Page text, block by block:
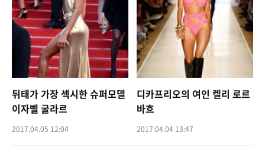
뒤태가 가장 섹시한 슈퍼모델
이자벨 굴라르
2017.04.05 12:04
디카프리오의 여인 켈리 로르
바흐
2017.04.04 13:47